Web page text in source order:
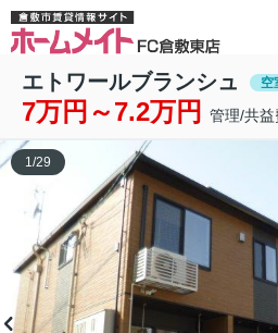
エトワールブランシュ 空
7万円～7.2万円 管理/共
1/29